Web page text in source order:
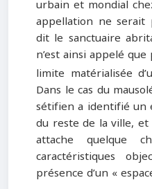
urbain et mondial
appellation ne
dit le sanctuaire
n’est ainsi appelé
limite matérialisée
Dans le cas du
sétifien a identifié un
du reste de la ville,
attache quelque
caractéristiques
présence d’un «